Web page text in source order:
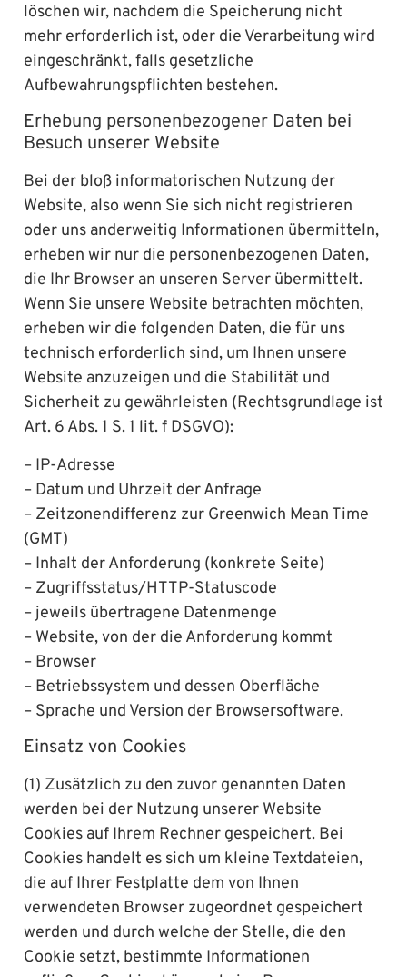
löschen wir, nachdem die Speicherung nicht
mehr erforderlich ist, oder die Verarbeitung wird
eingeschränkt, falls gesetzliche
Aufbewahrungspflichten bestehen.
Erhebung personenbezogener Daten bei
Besuch unserer Website
Bei der bloß informatorischen Nutzung der
Website, also wenn Sie sich nicht registrieren
oder uns anderweitig Informationen übermitteln,
erheben wir nur die personenbezogenen Daten,
die Ihr Browser an unseren Server übermittelt.
Wenn Sie unsere Website betrachten möchten,
erheben wir die folgenden Daten, die für uns
technisch erforderlich sind, um Ihnen unsere
Website anzuzeigen und die Stabilität und
Sicherheit zu gewährleisten (Rechtsgrundlage ist
Art. 6 Abs. 1 S. 1 lit. f DSGVO):
– IP-Adresse
– Datum und Uhrzeit der Anfrage
– Zeitzonendifferenz zur Greenwich Mean Time
(GMT)
– Inhalt der Anforderung (konkrete Seite)
– Zugriffsstatus/HTTP-Statuscode
– jeweils übertragene Datenmenge
– Website, von der die Anforderung kommt
– Browser
– Betriebssystem und dessen Oberfläche
– Sprache und Version der Browsersoftware.
Einsatz von Cookies
(1) Zusätzlich zu den zuvor genannten Daten
werden bei der Nutzung unserer Website
Cookies auf Ihrem Rechner gespeichert. Bei
Cookies handelt es sich um kleine Textdateien,
die auf Ihrer Festplatte dem von Ihnen
verwendeten Browser zugeordnet gespeichert
werden und durch welche der Stelle, die den
Cookie setzt, bestimmte Informationen